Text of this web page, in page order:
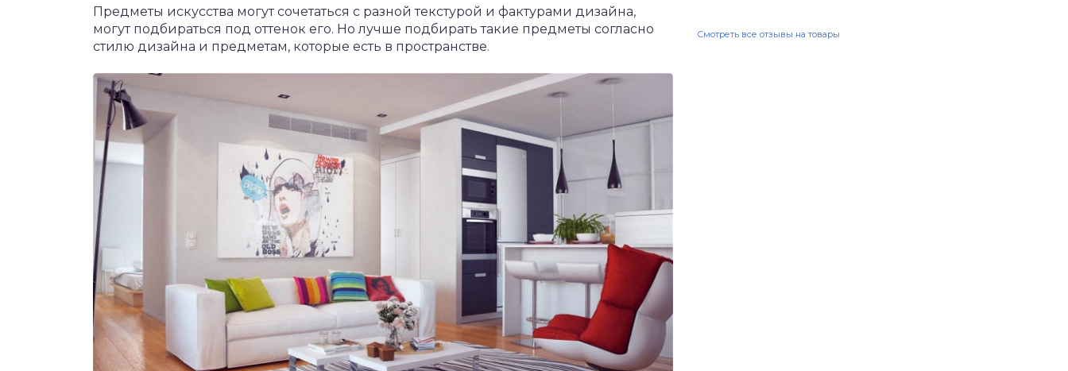
Предметы искусства могут сочетаться с разной текстурой и фактурами дизайна,
могут подбираться под оттенок его. Но лучше подбирать такие предметы согласно
стилю дизайна и предметам, которые есть в пространстве.
Смотреть все отзывы на товары